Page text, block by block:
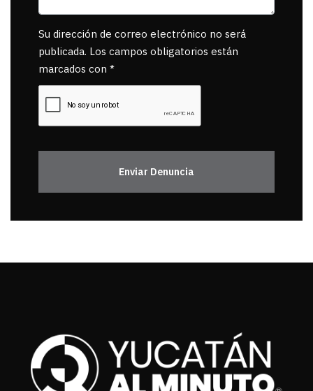
Su dirección de correo electrónico no será
publicada. Los campos obligatorios están
marcados con *
Enviar Denuncia